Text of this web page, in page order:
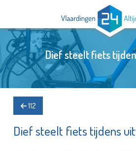
Dief steelt fiets
112
Dief steelt fiets tijdens